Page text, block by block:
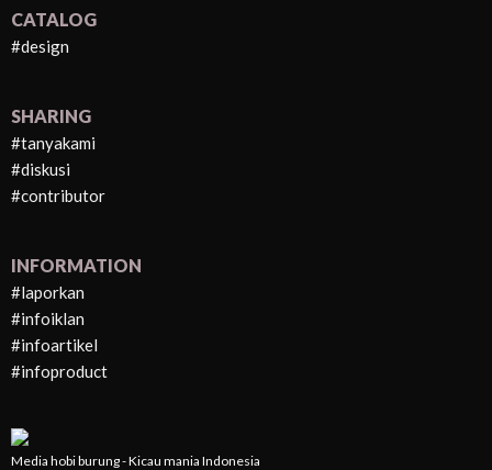
CATALOG
#design
SHARING
#tanyakami
#diskusi
#contributor
INFORMATION
#laporkan
#infoiklan
#infoartikel
#infoproduct
Media hobi burung - Kicau mania Indonesia